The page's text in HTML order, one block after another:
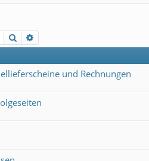
Suche
und Rechnungen